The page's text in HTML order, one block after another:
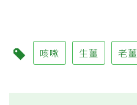
咳嗽 生薑 老薑